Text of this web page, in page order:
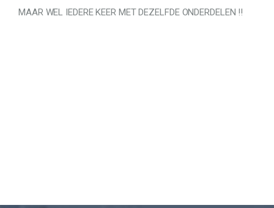
MAAR WEL IEDERE KEER MET DEZELFDE ONDERDELEN !!